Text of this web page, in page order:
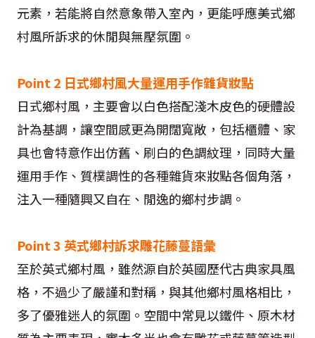
元素，若能將自然意象帶入室內，更能呼應美式鄉
村風所訴求的休閒與無壓氛圍。
Point 2 日式鄉村風大量運用手作雜貨妝點
日式鄉村風，主要會以白色搭配淺木皮色的硬體設
計為基調，讓空間感更為開闊寬敞，包括櫃體、家
具也會特意作出仿舊、刷白的色調紋理，同時大量
運用手作、質樸調性的各種雜貨來妝點各個角落，
注入一種隨興又自在、閒逸的鄉村步調。
Point 3 英式鄉村訴求雕花藤蔓語彙
至於英式鄉村風，雖然源自於英國歷代古典家具風
格，不過少了嚴謹和對稱，與其他鄉村風格相比，
多了優雅迷人的氛圍。空間中常見以鐵件、原木材